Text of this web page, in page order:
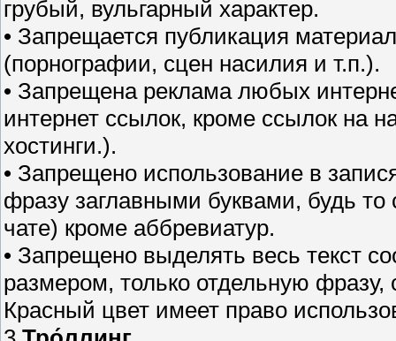
грубый, вульгарный характер.
• Запрещается публикация
(порнографии, сцен насилия и т.п.).
• Запрещена реклама любых
интернет ссылок, кроме ссылок на
хостинги.).
• Запрещено использование в
фразу заглавными буквами, будь
чате) кроме аббревиатур.
• Запрещено выделять весь текст
размером, только отдельную
Красный цвет имеет право